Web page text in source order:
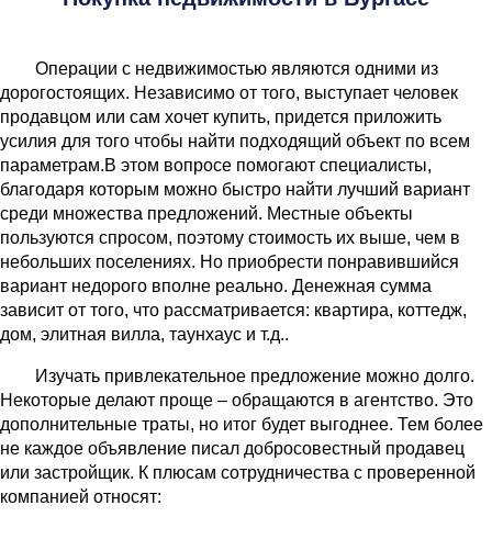
Операции с недвижимостью являются одними из
дорогостоящих. Независимо от того, выступает человек
продавцом или сам хочет купить, придется приложить
усилия для того чтобы найти подходящий объект по всем
параметрам.В этом вопросе помогают специалисты,
благодаря которым можно быстро найти лучший вариант
среди множества предложений. Местные объекты
пользуются спросом, поэтому стоимость их выше, чем в
небольших поселениях. Но приобрести понравившийся
вариант недорого вполне реально. Денежная сумма
зависит от того, что рассматривается: квартира, коттедж,
дом, элитная вилла, таунхаус и т.д..
Изучать привлекательное предложение можно долго.
Некоторые делают проще – обращаются в агентство. Это
дополнительные траты, но итог будет выгоднее. Тем более
не каждое объявление писал добросовестный продавец
или застройщик. К плюсам сотрудничества с проверенной
компанией относят: